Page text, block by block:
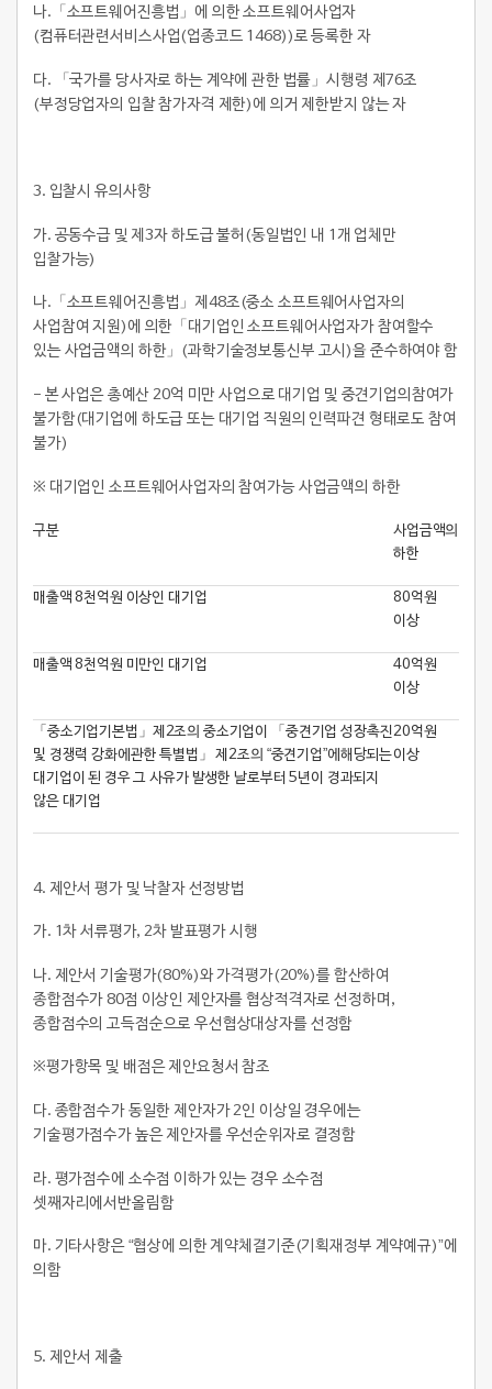
나.「소프트웨어진흥법」에 의한 소프트웨어사업자
(컴퓨터관련서비스사업(업종코드 1468))로 등록한 자
다. 「국가를 당사자로 하는 계약에 관한 법률」시행령 제76조
(부정당업자의 입찰 참가자격 제한)에 의거 제한받지 않는 자
3. 입찰시 유의사항
가. 공동수급 및 제3자 하도급 불허(동일법인 내 1개 업체만
입찰가능)
나.「소프트웨어진흥법」제48조(중소 소프트웨어사업자의
사업참여 지원)에 의한「대기업인 소프트웨어사업자가 참여할수
있는 사업금액의 하한」(과학기술정보통신부 고시)을 준수하여야 함
- 본 사업은 총예산 20억 미만 사업으로 대기업 및 중견기업의참여가
불가함(대기업에 하도급 또는 대기업 직원의 인력파견 형태로도 참여
불가)
※ 대기업인 소프트웨어사업자의 참여가능 사업금액의 하한
구분
사업금액의
하한
매출액 8천억원 이상인 대기업
80억원
이상
매출액 8천억원 미만인 대기업
40억원
이상
「중소기업기본법」제2조의 중소기업이 「중견기업 성장촉진
및 경쟁력 강화에관한 특별법」 제2조의 “중견기업”에해당되는
대기업이 된 경우 그 사유가 발생한 날로부터 5년이 경과되지
않은 대기업
20억원
이상
4. 제안서 평가 및 낙찰자 선정방법
가. 1차 서류평가, 2차 발표평가 시행
나. 제안서 기술평가(80%)와 가격평가(20%)를 합산하여
종합점수가 80점 이상인 제안자를 협상적격자로 선정하며,
종합점수의 고득점순으로 우선협상대상자를 선정함
※평가항목 및 배점은 제안요청서 참조
다. 종합점수가 동일한 제안자가 2인 이상일 경우에는
기술평가점수가 높은 제안자를 우선순위자로 결정함
라. 평가점수에 소수점 이하가 있는 경우 소수점
셋째자리에서반올림함
마. 기타사항은 “협상에 의한 계약체결기준(기획재정부 계약예규)”에
의함
5. 제안서 제출